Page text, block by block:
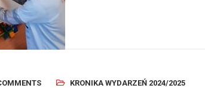
KRONIKA WYDARZEŃ 2024/2025